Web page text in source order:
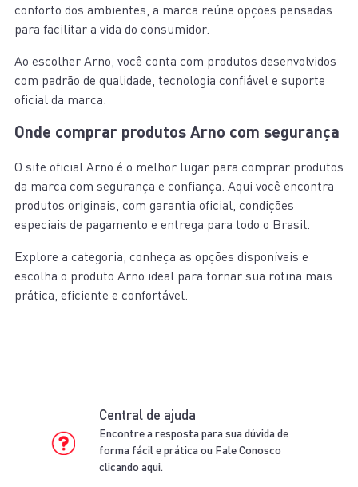
conforto dos ambientes, a marca reúne opções pensadas
para facilitar a vida do consumidor.
Ao escolher Arno, você conta com produtos desenvolvidos
com padrão de qualidade, tecnologia confiável e suporte
oficial da marca.
Onde comprar produtos Arno com segurança
O site oficial Arno é o melhor lugar para comprar produtos
da marca com segurança e confiança. Aqui você encontra
produtos originais, com garantia oficial, condições
especiais de pagamento e entrega para todo o Brasil.
Explore a categoria, conheça as opções disponíveis e
escolha o produto Arno ideal para tornar sua rotina mais
prática, eficiente e confortável.
Central de ajuda
Encontre a resposta para sua dúvida de
forma fácil e prática ou Fale Conosco
clicando aqui.